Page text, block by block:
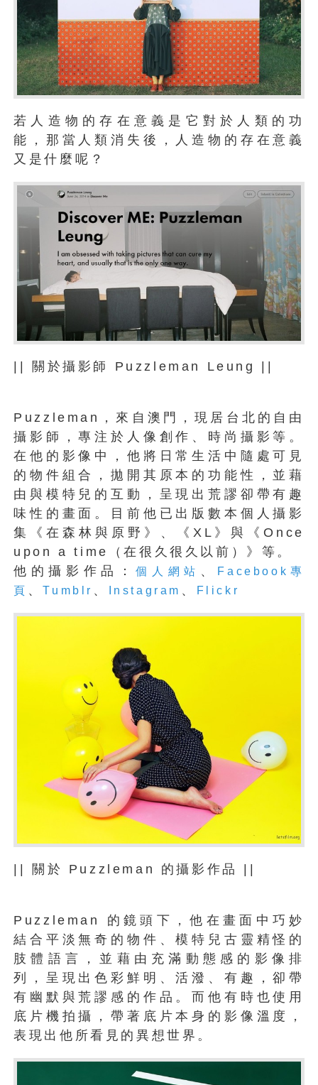
若人造物的存在意義是它對於人類的功
能，那當人類消失後，人造物的存在意義
又是什麼呢？
|| 關於攝影師 Puzzleman Leung ||
Puzzleman，來自澳門，現居台北的自由
攝影師，專注於人像創作、時尚攝影等。
在他的影像中，他將日常生活中隨處可見
的物件組合，拋開其原本的功能性，並藉
由與模特兒的互動，呈現出荒謬卻帶有趣
味性的畫面。目前他已出版數本個人攝影
集《在森林與原野》、《XL》與《Once
upon a time（在很久很久以前）》等。
他的攝影作品：個人網站 、
Facebook專
頁 、Tumblr 、 Instagram 、 Flickr
|| 關於 Puzzleman 的攝影作品 ||
Puzzleman 的鏡頭下，他在畫面中巧妙
結合平淡無奇的物件、模特兒古靈精怪的
肢體語言，並藉由充滿動態感的影像排
列，呈現出色彩鮮明、活潑、有趣，卻帶
有幽默與荒謬感的作品。而他有時也使用
底片機拍攝，帶著底片本身的影像溫度，
表現出他所看見的異想世界。